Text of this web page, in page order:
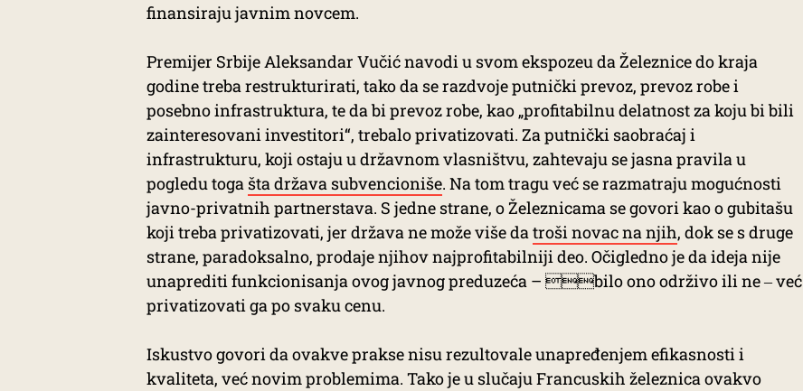
finansiraju javnim novcem.
Premijer Srbije Aleksandar Vučić navodi u svom ekspozeu da Železnice do kraja
godine treba restrukturirati, tako da se razdvoje putnički prevoz, prevoz robe i
posebno infrastruktura, te da bi prevoz robe, kao „profitabilnu delatnost za koju bi bili
zainteresovani investitori“, trebalo privatizovati. Za putnički saobraćaj i
infrastrukturu, koji ostaju u državnom vlasništvu, zahtevaju se jasna pravila u
pogledu toga šta država subvencioniše. Na tom tragu već se razmatraju mogućnosti
javno-privatnih partnerstava. S jedne strane, o Železnicama se govori kao o gubitašu
koji treba privatizovati, jer država ne može više datroši novac na njih, dok se s druge
strane, paradoksalno, prodaje njihov najprofitabilniji deo. Očigledno je da ideja nije
unaprediti funkcionisanja ovog javnog preduzeća – bilo ono održivo ili ne ‒ već
privatizovati ga po svaku cenu.
Iskustvo govori da ovakve prakse nisu rezultovale unapređenjem efikasnosti i
kvaliteta, već novim problemima. Tako je u slučaju Francuskih železnica ovakvo